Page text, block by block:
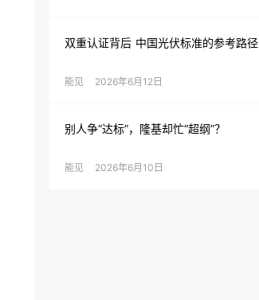
双重认证背后 中国光伏标准的参考路径
能见 2026年6月12日
别人争“达标”，隆基却忙“超纲”？
能见 2026年6月10日